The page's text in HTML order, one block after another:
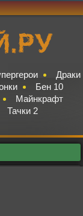
Драки
Бен 10
Майнкрафт
Тачки 2